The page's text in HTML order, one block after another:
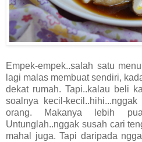
Empek-empek..salah satu
lagi malas membuat sendiri,
dekat rumah. Tapi..kalau beli
soalnya kecil-
orang. Makanya lebih
Untunglah..nggak susah cari
mahal juga. Tapi daripada